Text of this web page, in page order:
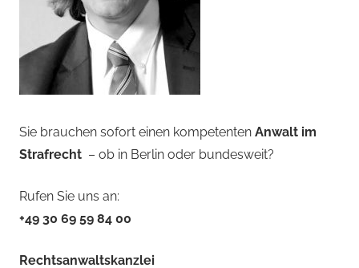
Sie brauchen sofort einen kompetenten Anwalt im
Strafrecht – ob in Berlin oder bundesweit?
Rufen Sie uns an:
+49 30 69 59 84 00
Rechtsanwaltskanzlei